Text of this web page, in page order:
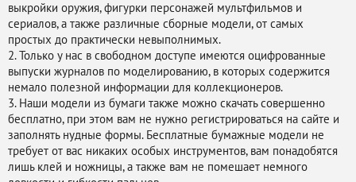
выкройки оружия, фигурки персонажей мультфильмов и
сериалов, а также различные сборные модели, от самых
простых до практически невыполнимых.
2. Только у нас в свободном доступе имеются оцифрованные
выпуски журналов по моделированию, в которых содержится
немало полезной информации для коллекционеров.
3. Наши модели из бумаги также можно скачать совершенно
бесплатно, при этом вам не нужно регистрироваться на сайте и
заполнять нудные формы. Бесплатные бумажные модели не
требует от вас никаких особых инструментов, вам понадобятся
лишь клей и ножницы, а также вам не помешает немного